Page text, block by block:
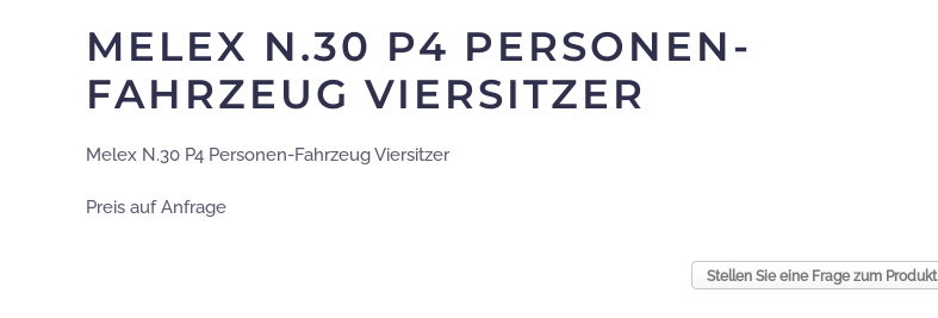
MELEX N.30 P4 PERSONEN-
FAHRZEUG VIERSITZER
Melex N.30 P4 Personen-Fahrzeug Viersitzer
Preis auf Anfrage
Stellen Sie eine Frage zum Produkt